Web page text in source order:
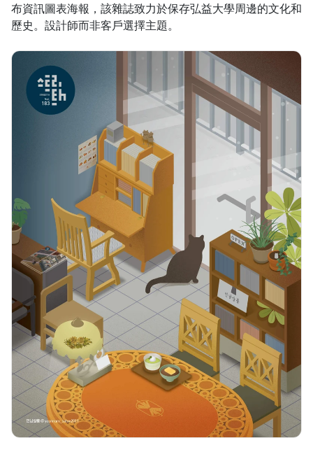
布資訊圖表海報，該雜誌致力於保存弘益大學周邊的文化和
歷史。設計師而非客戶選擇主題。